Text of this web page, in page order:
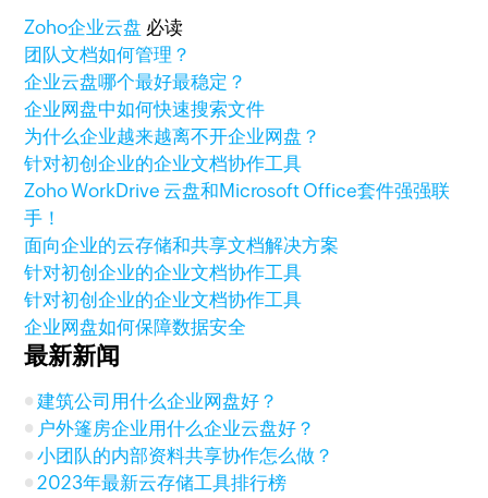
Zoho企业云盘 必读
团队文档如何管理？
企业云盘哪个最好最稳定？
企业网盘中如何快速搜索文件
为什么企业越来越离不开企业网盘？
针对初创企业的企业文档协作工具
Zoho WorkDrive 云盘和Microsoft Office套件强强联
手！
面向企业的云存储和共享文档解决方案
针对初创企业的企业文档协作工具
针对初创企业的企业文档协作工具
企业网盘如何保障数据安全
最新新闻
建筑公司用什么企业网盘好？
户外篷房企业用什么企业云盘好？
小团队的内部资料共享协作怎么做？
2023年最新云存储工具排行榜